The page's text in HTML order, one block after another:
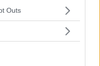
one or more Google
You may click to
in below Google
Outs